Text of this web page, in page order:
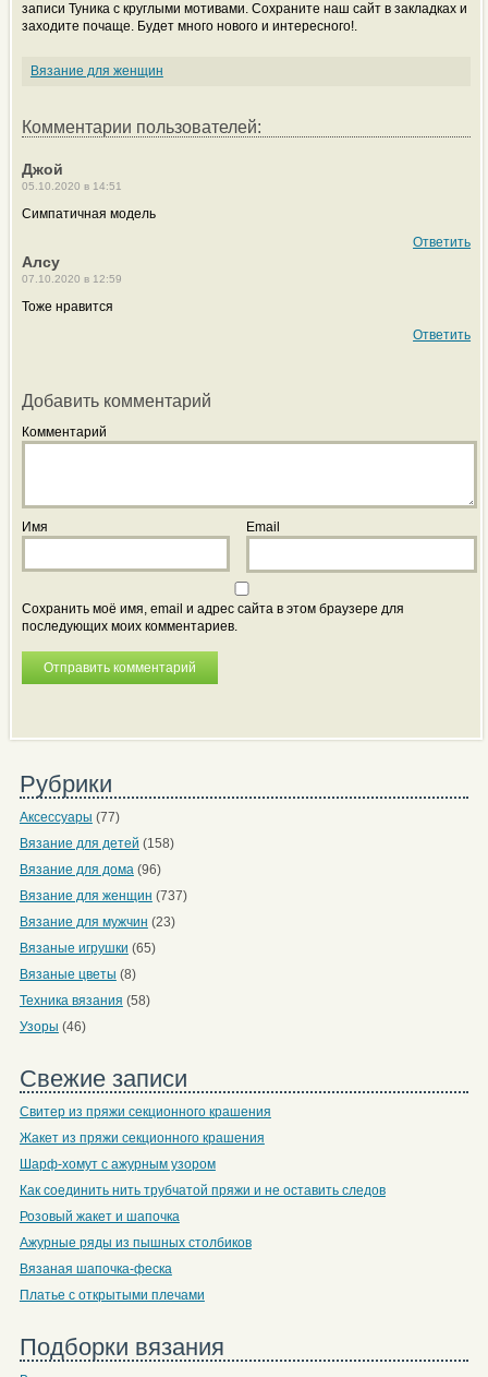
записи Туника с круглыми мотивами. Сохраните наш сайт в закладках и
заходите почаще. Будет много нового и интересного!.
Вязание для женщин
Комментарии пользователей:
Джой
05.10.2020 в 14:51
Симпатичная модель
Ответить
Алсу
07.10.2020 в 12:59
Тоже нравится
Ответить
Добавить комментарий
Комментарий
Имя Email
Сохранить моё имя, email и адрес сайта в этом браузере для
последующих моих комментариев.
Рубрики
Аксессуары (77)
Вязание для детей (158)
Вязание для дома(96)
Вязание для женщин (737)
Вязание для мужчин (23)
Вязаные игрушки (65)
Вязаные цветы (8)
Техника вязания (58)
Узоры (46)
Свежие записи
Свитер из пряжи секционного крашения
Жакет из пряжи секционного крашения
Шарф-хомут с ажурным узором
Как соединить нить трубчатой пряжи и не оставить следов
Розовый жакет и шапочка
Ажурные ряды из пышных столбиков
Вязаная шапочка-феска
Платье с открытыми плечами
Подборки вязания